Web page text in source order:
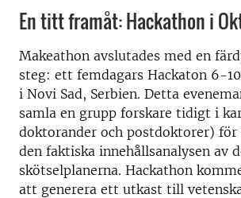
En titt framåt: Hackathon i
Makeathon avslutades med en
steg: ett femdagars Hackaton 6-
i Novi Sad, Serbien. Detta
samla en grupp forskare tidigt i
doktorander och postdoktorer)
den faktiska innehållsanalysen av
skötselplanerna. Hackathon
att generera ett utkast till